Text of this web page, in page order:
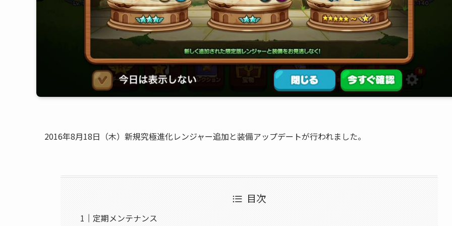
2016年8月18日（木）新規究極進化レンジャー追加と装備アップデートが行われました。
目次
定期メンテナンス